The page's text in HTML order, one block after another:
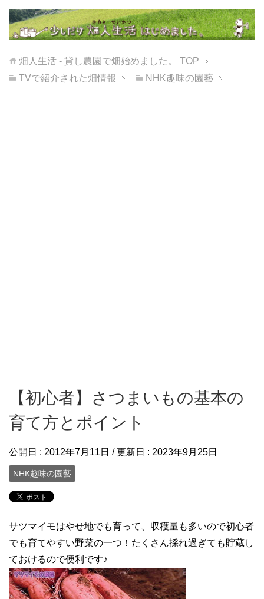
畑人生活 - 貸し農園で畑始めました。
TOP
TVで紹介された畑情報
NHK趣味の園藝
【初心者】さつまいもの基本の
育て方とポイント
公開日 : 2012年7月11日 / 更新日 : 2023年9月25日
NHK趣味の園藝
サツマイモはやせ地でも育って、収穫量も多いので初心者
でも育てやすい野菜の一つ！たくさん採れ過ぎても貯蔵し
ておけるので便利です♪